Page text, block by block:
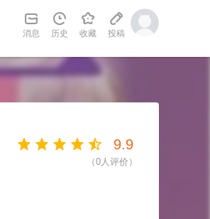
消息 历史 收藏 投稿
9.9
（0人评价）